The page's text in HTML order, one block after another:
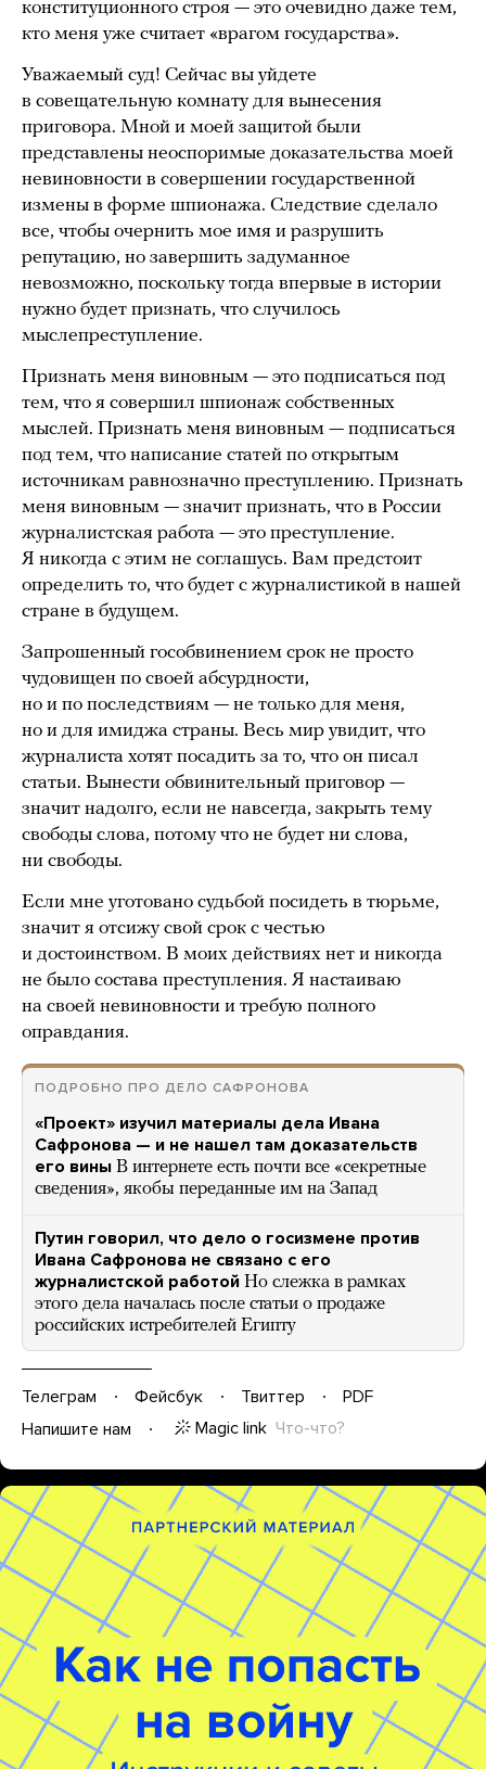
конституционного строя — это очевидно даже тем,
кто меня уже считает «врагом государства».
Уважаемый суд! Сейчас вы уйдете
в совещательную комнату для вынесения
приговора. Мной и моей защитой были
представлены неоспоримые доказательства моей
невиновности в совершении государственной
измены в форме шпионажа. Следствие сделало
все, чтобы очернить мое имя и разрушить
репутацию, но завершить задуманное
невозможно, поскольку тогда впервые в истории
нужно будет признать, что случилось
мыслепреступление.
Признать меня виновным — это подписаться под
тем, что я совершил шпионаж собственных
мыслей. Признать меня виновным — подписаться
под тем, что написание статей по открытым
источникам равнозначно преступлению. Признать
меня виновным — значит признать, что в России
журналистская работа — это преступление.
Я никогда с этим не соглашусь. Вам предстоит
определить то, что будет с журналистикой в нашей
стране в будущем.
Запрошенный гособвинением срок не просто
чудовищен по своей абсурдности,
но и по последствиям — не только для меня,
но и для имиджа страны. Весь мир увидит, что
журналиста хотят посадить за то, что он писал
статьи. Вынести обвинительный приговор —
значит надолго, если не навсегда, закрыть тему
свободы слова, потому что не будет ни слова,
ни свободы.
Если мне уготовано судьбой посидеть в тюрьме,
значит я отсижу свой срок с честью
и достоинством. В моих действиях нет и никогда
не было состава преступления. Я настаиваю
на своей невиновности и требую полного
оправдания.
ПОДРОБНО ПРО ДЕЛО САФРОНОВА
«Проект» изучил материалы дела Ивана
Сафронова — и не нашел там доказательств
его вины В интернете есть почти все «секретные
сведения», якобы переданные им на Запад
Путин говорил, что дело о госизмене против
Ивана Сафронова не связано с его
журналистской работой Но слежка в рамках
этого дела началась после статьи о продаже
российских истребителей Египту
Телеграм Фейсбук Твиттер
PDF
Напишите нам
Magic link Что-что?